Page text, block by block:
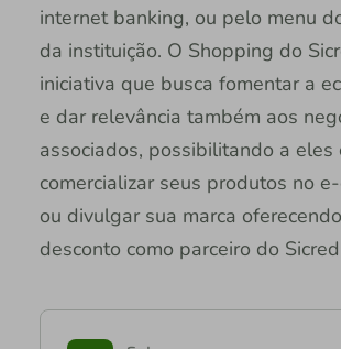
internet banking, ou pelo menu
da instituição. O Shopping do
iniciativa que busca fomentar a
e dar relevância também aos
associados, possibilitando a eles
comercializar seus produtos no
ou divulgar sua marca
desconto como parceiro do